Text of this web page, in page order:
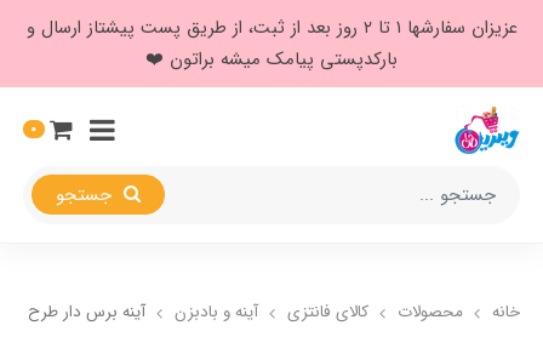
عزیزان سفارشها ۱ تا ۲ روز بعد از ثبت، از طریق پست پیشتاز ارسال و
بارکدپستی پیامک میشه براتون ❤️
0
خانه محصولات کالای فانتزی آینه و بادبزن آینه برس دار طرح